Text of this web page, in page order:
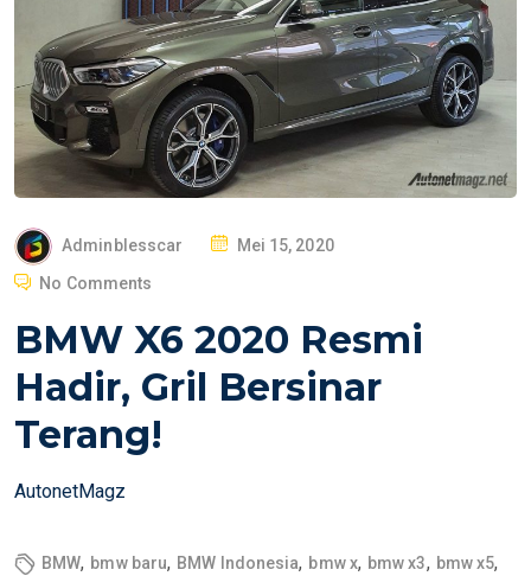
Adminblesscar
P
T
D
Mei 15, 2020
No Comments
BMW X6 2020 Resmi
Hadir, Gril Bersinar
Terang!
AutonetMagz
BMW, bmw baru, BMW Indonesia, bmw x, bmw x3, bmw x5,